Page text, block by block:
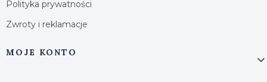
Polityka prywatności
Zwroty i reklamacje
MOJE KONTO